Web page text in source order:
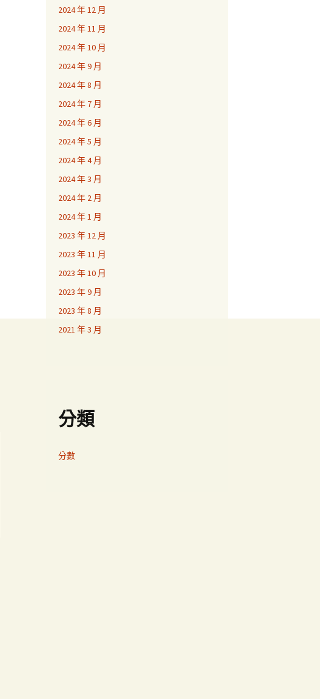
2024 年 12 月
2024 年 11 月
2024 年 10 月
2024 年 9 月
2024 年 8 月
2024 年 7 月
2024 年 6 月
2024 年 5 月
2024 年 4 月
2024 年 3 月
2024 年 2 月
2024 年 1 月
2023 年 12 月
2023 年 11 月
2023 年 10 月
2023 年 9 月
2023 年 8 月
2021 年 3 月
分類
分數